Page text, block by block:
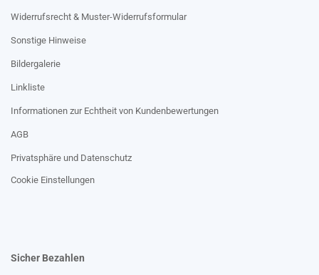
Widerrufsrecht & Muster-Widerrufsformular
Sonstige Hinweise
Bildergalerie
Linkliste
Informationen zur Echtheit von Kundenbewertungen
AGB
Privatsphäre und Datenschutz
Cookie Einstellungen
Sicher Bezahlen